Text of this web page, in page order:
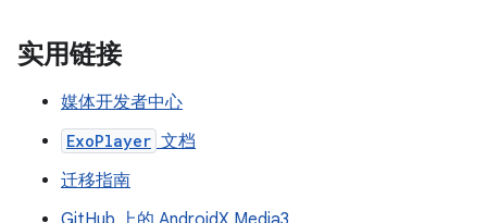
实用链接
媒体开发者中心
ExoPlayer 文档
迁移指南